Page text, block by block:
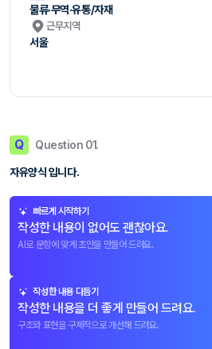
물류·무역·유통/자재
근무지역
서울
Q Question 01.
자유양식 입니다.
빠르게 시작하기
작성한 내용이 없어도 괜찮아요.
AI로 문항에 맞게 초안을 만들어 드려요.
작성한 내용 다듬기
작성한 내용을 더 좋게 만들어 드려요.
구조와 표현을 구체적으로 개선해 드려요.